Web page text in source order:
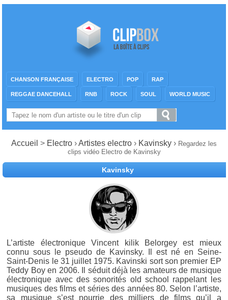
CHANSON FRANÇAISE ELECTRO POP RAP
REGGAE DANCEHALL RNB ROCK SOUL WORLD MUSIC
Accueil > Electro ›Artistes electro › Kavinsky › Regardez les
clips vidéo Electro de Kavinsky
Kavinsky
L’artiste électronique Vincent kilik Belorgey est mieux
connu sous le pseudo de Kavinsky. Il est né en Seine-
Saint-Denis le 31 juillet 1975. Kavinski sort son premier EP
Teddy Boy en 2006. Il séduit déjà les amateurs de musique
électronique avec des sonorités old school rappelant les
musiques des films et séries des années 80. Selon l’artiste,
sa musique s’est nourrie des milliers de films qu’il a